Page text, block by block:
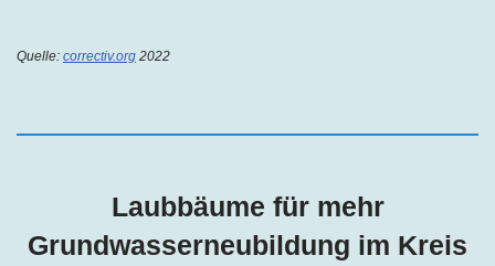
Quelle: correctiv.org 2022
Laubbäume für mehr
Grundwasserneubildung im Kreis